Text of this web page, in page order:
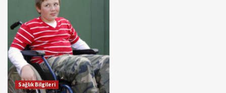
Sağlık Bilgileri